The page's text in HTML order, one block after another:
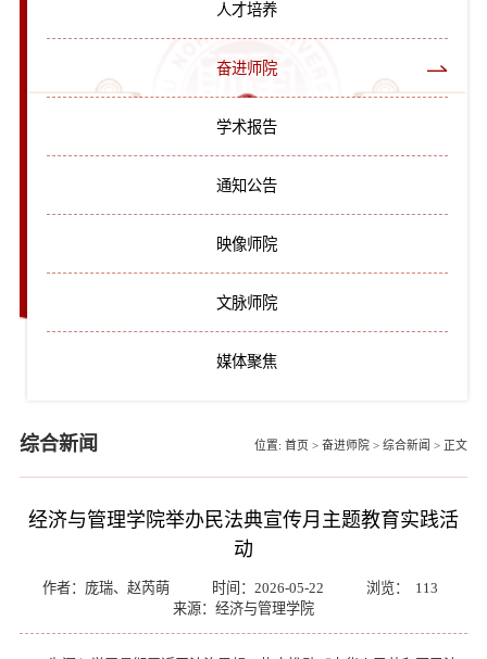
人才培养
奋进师院
学术报告
通知公告
映像师院
文脉师院
媒体聚焦
综合新闻 位置: 首页 > 奋进师院 > 综合新闻 > 正文
经济与管理学院举办民法典宣传月主题教育实践活
动
作者：庞瑞、赵芮萌 时间：2026-05-22 浏览：
113
来源：经济与管理学院